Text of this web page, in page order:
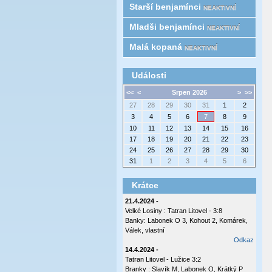
Starší benjamínci NEAKTIVNÍ
Mladši benjamínci NEAKTIVNÍ
Malá kopaná NEAKTIVNÍ
Události
<< < > >>
Srpen 2026
27
28 29 30 31 1
2
3
4 5 6 7 8
9
10
11 12 13 14 15
16
17
18 19 20 21 22
23
24
25 26 27 28 29
30
31
1 2 3 4 5 6
Krátce
21.4.2024 -
Velké Losiny : Tatran Litovel - 3:8
Banky: Labonek O 3, Kohout 2, Komárek,
Válek, vlastní
Odkaz
14.4.2024 -
Tatran Litovel - Lužice 3:2
Branky : Slavík M, Labonek O, Krátký P